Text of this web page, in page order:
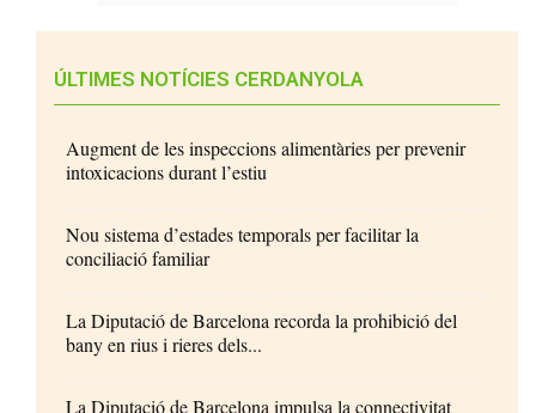
ÚLTIMES NOTÍCIES CERDANYOLA
Augment de les inspeccions alimentàries per prevenir
intoxicacions durant l’estiu
Nou sistema d’estades temporals per facilitar la
conciliació familiar
La Diputació de Barcelona recorda la prohibició del
bany en rius i rieres dels...
La Diputació de Barcelona impulsa la connectivitat